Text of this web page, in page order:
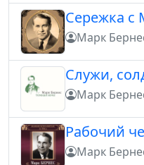
Сережка с
Марк
Служи,
Марк
Рабочий
Марк